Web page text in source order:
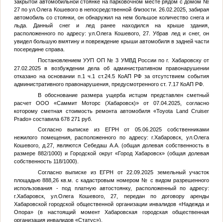
закрытой автомобильной стоянке на парковочном месте рядом с домом №
27 по ул.Олега Кошевого в непосредственной близости. 26.02.2025, забирая
автомобиль со стоянки, он обнаружил на нем большое количество снега и
льда. Данный снег и лед ранее находился на крыше здания,
расположенного по адресу: ул.Олега Кошевого, 27. Убрав лед и снег, он
увидел большую вмятину и повреждение крыши автомобиля в задней части
посередине справа.
Постановлением УУП ОП № 3 УМВД России по г. Хабаровску от
27.02.2025 в возбуждении дела об административном правонарушении
отказано на основании п.1 ч.1 ст.24.5 КоАП РФ за отсутствием события
административного правонарушения, предусмотренного ст. 7.17 КоАП РФ.
В обоснование размера ущерба истцом представлен сметный
расчет ООО «Саммит Моторс (Хабаровск)» от 07.04.2025, согласно
которому сметная стоимость ремонта автомобиля «Toyota Land Cruiser
Prado» составила 678 271 руб.
Согласно выписке из ЕГРН от 05.06.2025 собственниками
нежилого помещения, расположенного по адресу: г.Хабаровск, ул.Олега
Кошевого, д.27, являются Себедаш А.А. (общая долевая собственность в
размере 882/1000) и Городской округ «Город Хабаровск» (общая долевая
собственность 118/1000).
Согласно выписке из ЕГРН от 22.09.2025 земельный участок
площадью 888,26 кв.м. с кадастровым номером № с видом разрешенного
использования - под платную автостоянку, расположенный по адресу:
г.Хабаровск, ул.Олега Кошевого, 27, передан по договору аренды
Хабаровской городской общественной организации инвалидов «Надежда и
Опора» (в настоящий момент Хабаровская городская общественная
организация инвалидов «Статус»).